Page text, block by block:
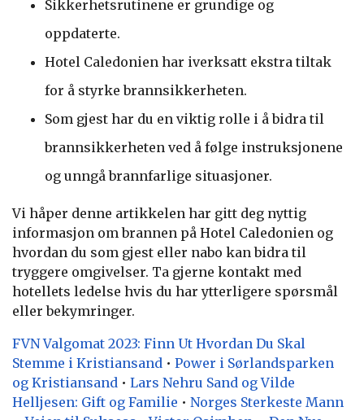
Sikkerhetsrutinene er grundige og
oppdaterte.
Hotel Caledonien har iverksatt ekstra tiltak
for å styrke brannsikkerheten.
Som gjest har du en viktig rolle i å bidra til
brannsikkerheten ved å følge instruksjonene
og unngå brannfarlige situasjoner.
Vi håper denne artikkelen har gitt deg nyttig
informasjon om brannen på Hotel Caledonien og
hvordan du som gjest eller nabo kan bidra til
tryggere omgivelser. Ta gjerne kontakt med
hotellets ledelse hvis du har ytterligere spørsmål
eller bekymringer.
FVN Valgomat 2023: Finn Ut Hvordan Du Skal
Stemme i Kristiansand • Power i Sørlandsparken
og Kristiansand • Lars Nehru Sand og Vilde
Helljesen: Gift og Familie • Norges Sterkeste Mann